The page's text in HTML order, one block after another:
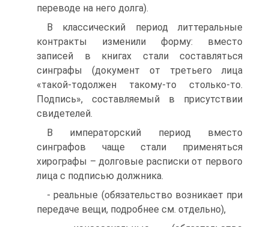
переводе на него долга).
В классический период литтеральные
контракты изменили форму: вместо
записей в книгах стали составляться
синграфы (документ от третьего лица
«такой-тодолжен такому-то столько-то.
Подпись», составляемый в присутствии
свидетелей.
В императорский период вместо
синграфов чаще стали применяться
хирографы – долговые расписки от первого
лица с подписью должника.
- реальные (обязательство возникает при
передаче вещи, подробнее см. отдельно),